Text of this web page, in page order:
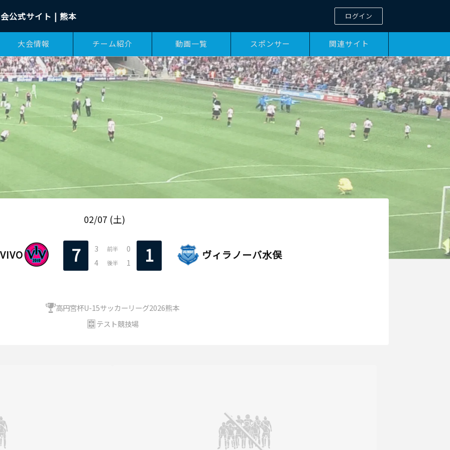
公式サイト | 熊本 ログイン
大会情報 チーム紹介 動画一覧 スポンサー 関連サイト
02/07 (土)
7 3 前半
0
4
後半 1 1 ヴィラノーバ水俣
高円宮杯U-15サッカーリーグ2026熊本
テスト競技場